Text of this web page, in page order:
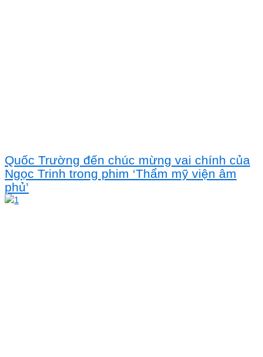
Quốc Trường đến chúc mừng vai chính của
Ngọc Trinh trong phim ‘Thẩm mỹ viện âm
phủ’